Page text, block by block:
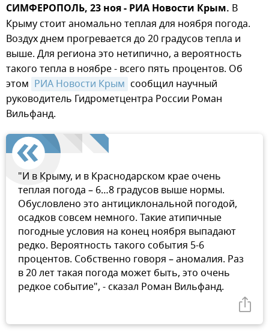
СИМФЕРОПОЛЬ, 23 ноя - РИА Новости Крым. В
Крыму стоит аномально теплая для ноября погода.
Воздух днем прогревается до 20 градусов тепла и
выше. Для региона это нетипично, а вероятность
такого тепла в ноябре - всего пять процентов. Об
этом РИА Новости Крым сообщил научный
руководитель Гидрометцентра России Роман
Вильфанд.
"И в Крыму, и в Краснодарском крае очень
теплая погода – 6…8 градусов выше нормы.
Обусловлено это антициклональной погодой,
осадков совсем немного. Такие атипичные
погодные условия на конец ноября выпадают
редко. Вероятность такого события 5-6
процентов. Собственно говоря – аномалия. Раз
в 20 лет такая погода может быть, это очень
редкое событие", - сказал Роман Вильфанд.